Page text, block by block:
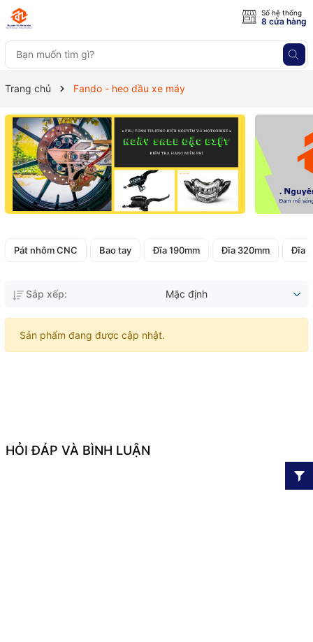
Số hệ thống
8 cửa hàng
Trang chủ Fando - heo dầu xe máy
Pát nhôm CNC Bao tay Đĩa 190mm Đĩa 320mm Đĩa
Sắp xếp: Mặc định
Sản phẩm đang được cập nhật.
HỎI ĐÁP VÀ BÌNH LUẬN